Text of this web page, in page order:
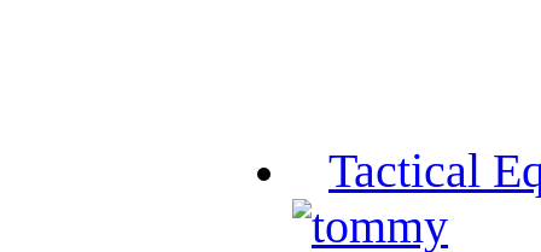
Tactical